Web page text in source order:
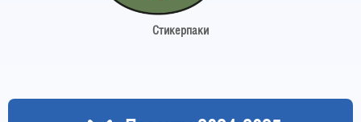
Стикерпаки